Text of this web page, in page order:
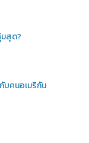
มสุด?
บคนอเมริกัน